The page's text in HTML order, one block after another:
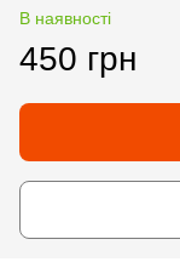
В наявності
450 грн